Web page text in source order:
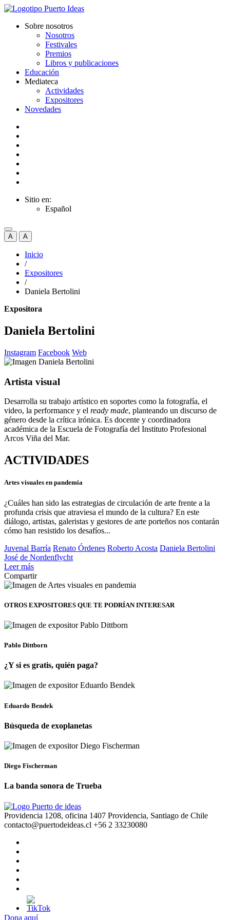
Sobre nosotros
Nosotros
Festivales
Premios
Libros y publicaciones
Educación
Mediateca
Actividades
Expositores
Novedades
Sitio en:
Español
A A
Inicio
/
Expositores
/
Daniela Bertolini
Expositora
Daniela Bertolini
Instagram Facebook Web
Artista visual
Desarrolla su trabajo artístico en soportes como la fotografía, el
video, la performance y el ready made, planteando un discurso de
género desde la crítica irónica. Es docente y coordinadora
académica de la Escuela de Fotografía del Instituto Profesional
Arcos Viña del Mar.
ACTIVIDADES
Artes visuales en pandemia
¿Cuáles han sido las estrategias de circulación de arte frente a la
profunda crisis que atraviesa el mundo de la cultura? En este
diálogo, artistas, galeristas y gestores de arte porteños nos contarán
cómo han resistido los desafíos...
Juvenal Barría Renato Órdenes Roberto Acosta Daniela Bertolini
José de Nordenflycht
Leer más
Compartir
OTROS EXPOSITORES QUE TE PODRÍAN INTERESAR
Pablo Dittborn
¿Y si es gratis, quién paga?
Eduardo Bendek
Búsqueda de exoplanetas
Diego Fischerman
La banda sonora de Trueba
Providencia 1208, oficina 1407 Providencia, Santiago de Chile
contacto@puertodeideas.cl +56 2 33230080
Dona aquí